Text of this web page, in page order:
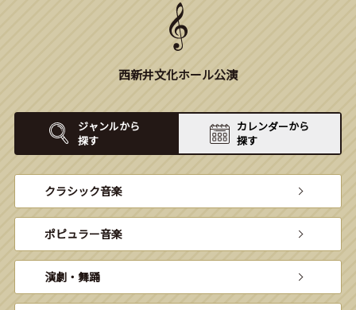
西新井文化ホール公演
ジャンルから
探す
カレンダーから
探す
クラシック音楽
ポピュラー音楽
演劇・舞踊